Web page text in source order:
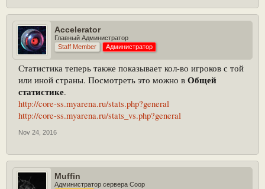
Accelerator
Главный Администратор
Staff Member
Администратор
Статистика теперь также показывает кол-во игроков с той
или иной страны. Посмотреть это можно в Общей
статистике.
http://core-ss.myarena.ru/stats.php?general
http://core-ss.myarena.ru/stats_vs.php?general
Nov 24, 2016
Muffin
Администратор сервера Coop